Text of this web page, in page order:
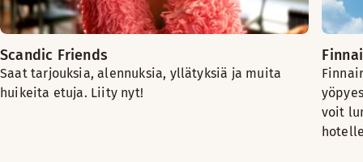
Scandic Friends
Saat tarjouksia, alennuksia, yllätyksiä ja muita
huikeita etuja. Liity nyt!
voit